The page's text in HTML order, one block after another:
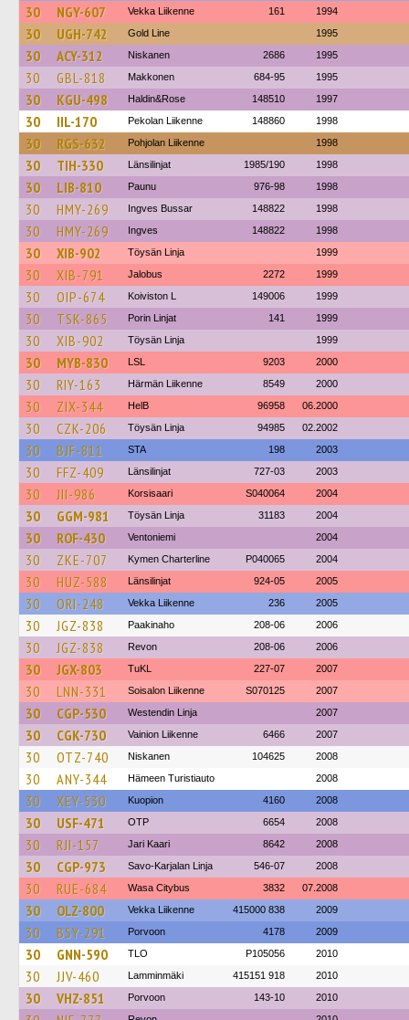
30 NGY-607 Vekka Liikenne 161 1994
30 UGH-742 Gold Line 1995
30 ACY-312 Niskanen 2686 1995
30 GBL-818 Makkonen 684-95 1995
30 KGU-498 Haldin&Rose 148510 1997
30 IIL-170 Pekolan Liikenne 148860 1998
30 RGS-632 Pohjolan Liikenne 1998
30 TIH-330 Länsilinjat 1985/190 1998
30 LIB-810 Paunu 976-98 1998
30 HMY-269 Ingves Bussar 148822 1998
30 HMY-269 Ingves 148822 1998
30 XIB-902 Töysän Linja 1999
30 XIB-791 Jalobus 2272 1999
30 OIP-674 Koiviston L 149006 1999
30 TSK-865 Porin Linjat 141 1999
30 XIB-902 Töysän Linja 1999
30 MYB-830 LSL 9203 2000
30 RIY-163 Härmän Liikenne 8549 2000
30 ZIX-344 HelB 96958 06.2000
30 CZK-206 Töysän Linja 94985 02.2002
30 BJF-811 STA 198 2003
30 FFZ-409 Länsilinjat 727-03 2003
30 JII-986 Korsisaari S040064 2004
30 GGM-981 Töysän Linja 31183 2004
30 ROF-430 Ventoniemi 2004
30 ZKE-707 Kymen Charterline P040065 2004
30 HUZ-588 Länsilinjat 924-05 2005
30 ORI-248 Vekka Liikenne 236 2005
30 JGZ-838 Paakinaho 208-06 2006
30 JGZ-838 Revon 208-06 2006
30 JGX-803 TuKL 227-07 2007
30 LNN-331 Soisalon Liikenne S070125 2007
30 CGP-530 Westendin Linja 2007
30 CGK-730 Vainion Liikenne 6466 2007
30 OTZ-740 Niskanen 104625 2008
30 ANY-344 Hämeen Turistiauto 2008
30 XEY-530 Kuopion 4160 2008
30 USF-471 OTP 6654 2008
30 RJI-157 Jari Kaari 8642 2008
30 CGP-973 Savo-Karjalan Linja 546-07 2008
30 RUE-684 Wasa Citybus 3832 07.2008
30 OLZ-800 Vekka Liikenne 415000 838 2009
30 BSY-291 Porvoon 4178 2009
30 GNN-590 TLO P105056 2010
30 JJV-460 Lamminmäki 415151 918 2010
30 VHZ-851 Porvoon 143-10 2010